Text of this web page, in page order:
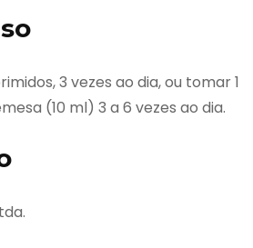
3 vezes ao dia, ou tomar 1
(10 ml) 3 a 6 vezes ao dia.